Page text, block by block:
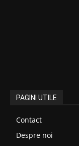
PAGINI UTILE
Contact
Despre noi